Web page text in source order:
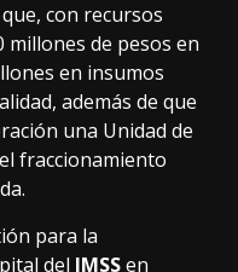
con recursos
de pesos en
en insumos
además de que
una Unidad de
fraccionamiento
para la
del IMSSen